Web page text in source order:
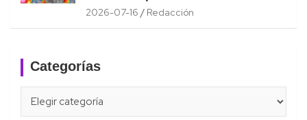
2026-07-16 Redacción
Categorías